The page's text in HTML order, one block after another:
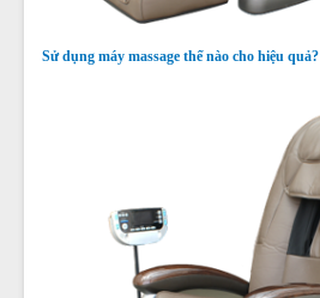
Sử dụng máy massage thế nào cho hiệu quả?